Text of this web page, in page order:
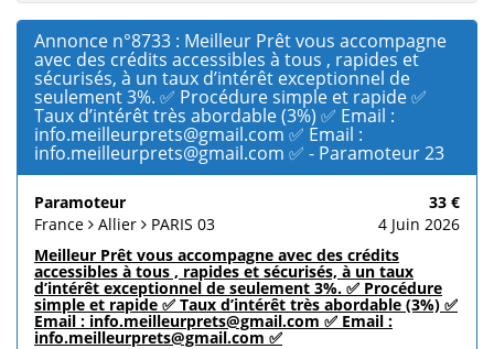
Annonce n°8733 : Meilleur Prêt vous accompagne
avec des crédits accessibles à tous , rapides et
sécurisés, à un taux d’intérêt exceptionnel de
seulement 3%. ✅ Procédure simple et rapide ✅
Taux d’intérêt très abordable (3%) ✅ Email :
info.meilleurprets@gmail.com ✅ Email :
info.meilleurprets@gmail.com ✅ - Paramoteur 23
Paramoteur
33 €
France
Allier PARIS 03
4 Juin 2026
Meilleur Prêt vous accompagne avec des crédits
accessibles à tous , rapides et sécurisés, à un taux
d’intérêt exceptionnel de seulement 3%. ✅ Procédure
simple et rapide ✅ Taux d’intérêt très abordable (3%) ✅
Email : info.meilleurprets@gmail.com ✅ Email :
info.meilleurprets@gmail.com ✅